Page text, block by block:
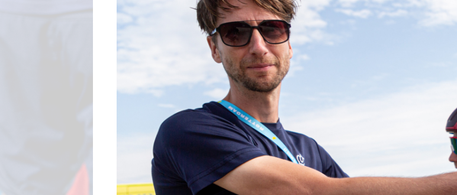
Wegwielrennen
BMX Race
Kunstwielrijden